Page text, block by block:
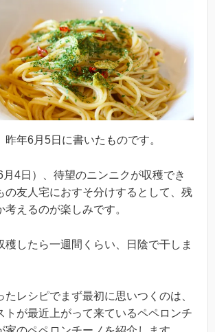
昨年6月5日に書いたものです。
4日）、待望のニンニクが収穫でき
の友人宅におすそ分けするとして、残
考えるのが楽しみです。
穫したら一週間くらい、日陰で干しま
たレシピでまず最初に思いつくのは、
トが最近上がって来ているペペロンチ